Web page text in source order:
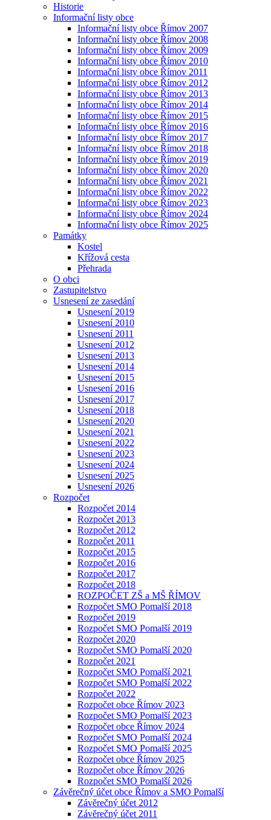
Historie
Informační listy obce
Informační listy obce Římov 2007
Informační listy obce Římov 2008
Informační listy obce Římov 2009
Informační listy obce Římov 2010
Informační listy obce Římov 2011
Informační listy obce Římov 2012
Informační listy obce Římov 2013
Informační listy obce Římov 2014
Informační listy obce Římov 2015
Informační listy obce Římov 2016
Informační listy obce Římov 2017
Informační listy obce Římov 2018
Informační listy obce Římov 2019
Informační listy obce Římov 2020
Informační listy obce Římov 2021
Informační listy obce Římov 2022
Informační listy obce Římov 2023
Informační listy obce Římov 2024
Informační listy obce Římov 2025
Památky
Kostel
Křížová cesta
Přehrada
O obci
Zastupitelstvo
Usnesení ze zasedání
Usnesení 2019
Usnesení 2010
Usnesení 2011
Usnesení 2012
Usnesení 2013
Usnesení 2014
Usnesení 2015
Usnesení 2016
Usnesení 2017
Usnesení 2018
Usnesení 2020
Usnesení 2021
Usnesení 2022
Usnesení 2023
Usnesení 2024
Usnesení 2025
Usnesení 2026
Rozpočet
Rozpočet 2014
Rozpočet 2013
Rozpočet 2012
Rozpočet 2011
Rozpočet 2015
Rozpočet 2016
Rozpočet 2017
Rozpočet 2018
ROZPOČET ZŠ a MŠ ŘÍMOV
Rozpočet SMO Pomalší 2018
Rozpočet 2019
Rozpočet SMO Pomalší 2019
Rozpočet 2020
Rozpočet SMO Pomalší 2020
Rozpočet 2021
Rozpočet SMO Pomalší 2021
Rozpočet SMO Pomalší 2022
Rozpočet 2022
Rozpočet obce Římov 2023
Rozpočet SMO Pomalší 2023
Rozpočet obce Římov 2024
Rozpočet SMO Pomalší 2024
Rozpočet SMO Pomalší 2025
Rozpočet obce Římov 2025
Rozpočet obce Římov 2026
Rozpočet SMO Pomalší 2026
Závěrečný účet obce Římov a SMO Pomalší
Závěrečný účet 2012
Závěrečný účet 2011